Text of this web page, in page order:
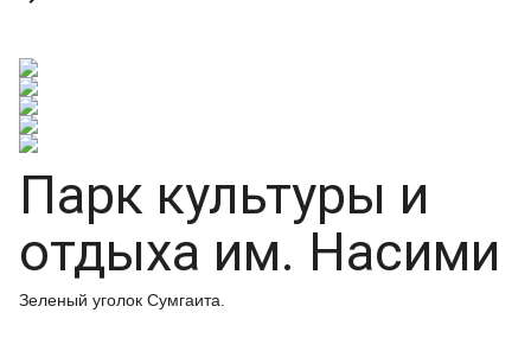
Парк культуры и
отдыха им. Насими
Зеленый уголок Сумгаита.